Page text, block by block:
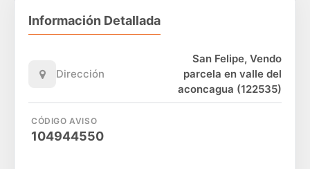
Información Detallada
Dirección
San Felipe, Vendo
parcela en valle del
aconcagua (122535)
CÓDIGO AVISO
104944550